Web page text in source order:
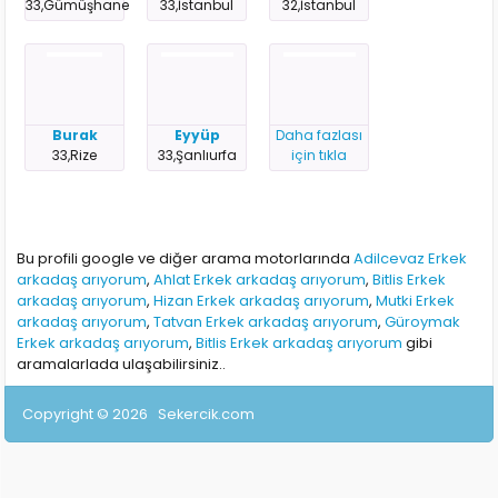
33,Gümüşhane
33,İstanbul
32,İstanbul
Burak
33,Rize
Eyyüp
33,Şanlıurfa
Daha fazlası
için tıkla
Bu profili google ve diğer arama motorlarındaAdilcevaz Erkek
arkadaş arıyorum,Ahlat Erkek arkadaş arıyorum,Bitlis Erkek
arkadaş arıyorum,Hizan Erkek arkadaş arıyorum,Mutki Erkek
arkadaş arıyorum,Tatvan Erkek arkadaş arıyorum,Güroymak
Erkek arkadaş arıyorum,Bitlis Erkek arkadaş arıyorum gibi
aramalarlada ulaşabilirsiniz..
Copyright © 2026 Sekercik.com